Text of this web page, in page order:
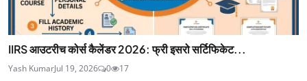
IIRS आउटरीच कोर्स कैलेंडर 2026: फ्री इसरो सर्टिफिकेट...
Yash KumarJul 19, 2026 0 17